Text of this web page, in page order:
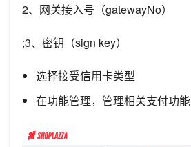
2、 网关接入号（gatewayNo）
;3、密钥（sign key）
选择接受信用卡类型
在功能管理，管理相关支付功能